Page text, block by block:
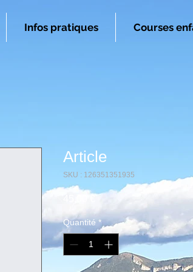
Infos pratiques Courses
Article
SKU : 126351351935
Quantité *